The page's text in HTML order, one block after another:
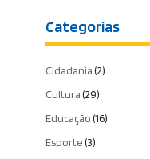
Categorias
Cidadania(2)
Cultura(29)
Educação(16)
Esporte(3)